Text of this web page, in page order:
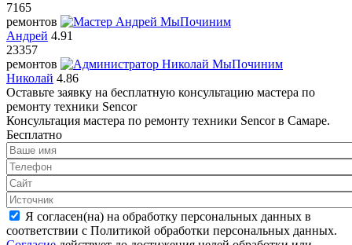
7165
ремонтов
Андрей 4.91
23357
ремонтов
Николай 4.86
Оставьте заявку на бесплатную консультацию мастера по
ремонту техники Sencor
Консультация мастера по ремонту техники Sencor в Самаре.
Бесплатно
Я согласен(на) на обработку персональных данных в
соответствии с Политикой обработки персональных данных.